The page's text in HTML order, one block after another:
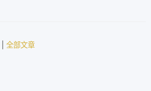
全部文章